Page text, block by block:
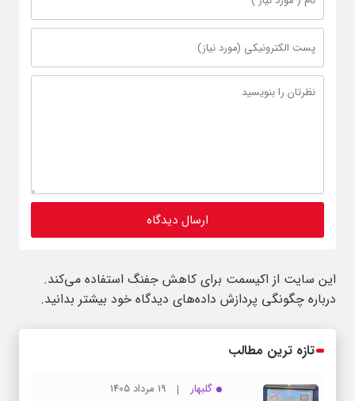
این سایت از اکیسمت برای کاهش جفنگ استفاده می‌کند.
درباره چگونگی پردازش داده‌های دیدگاه خود بیشتر بدانید.
تازه ترین مطالب
گلبهار
19 مرداد 1405